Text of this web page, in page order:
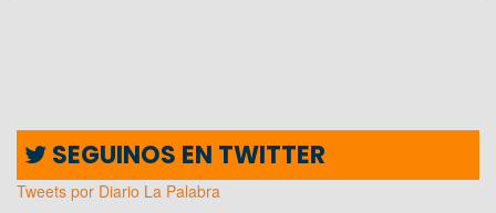
SEGUINOS EN TWITTER
Tweets por Diario La Palabra